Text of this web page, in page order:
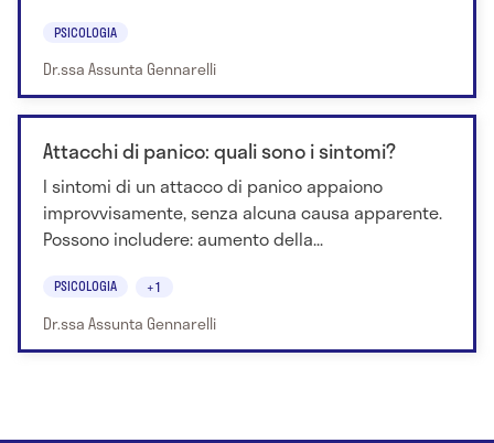
PSICOLOGIA
Dr.ssa Assunta Gennarelli
Attacchi di panico: quali sono i sintomi?
I sintomi di un attacco di panico appaiono
improvvisamente, senza alcuna causa apparente.
Possono includere: aumento della...
PSICOLOGIA +1
Dr.ssa Assunta Gennarelli